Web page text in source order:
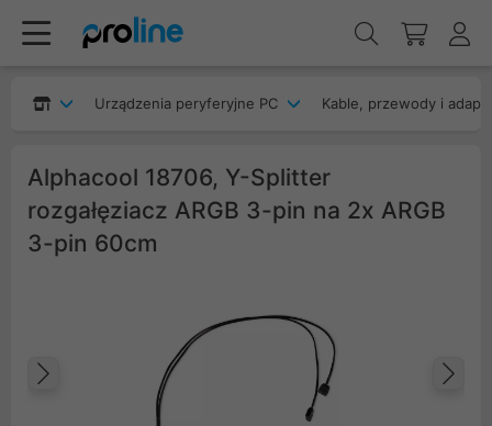
Urządzenia peryferyjne PC Kable, przewody i
Alphacool 18706, Y-Splitter
rozgałęziacz ARGB 3-pin na 2x ARGB
3-pin 60cm
Poprzedni